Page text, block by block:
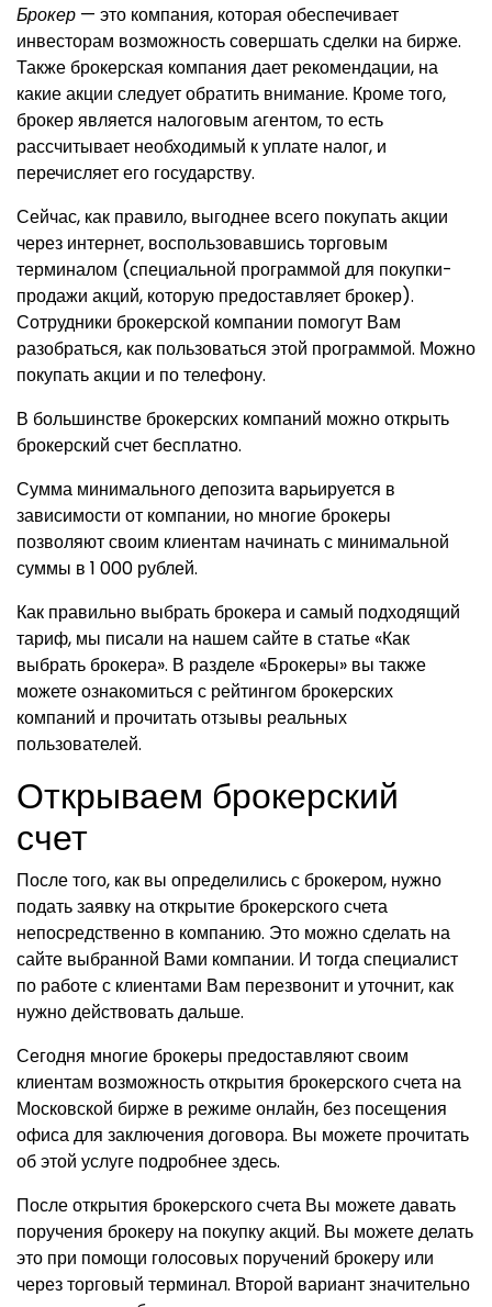
Брокер — это компания, которая обеспечивает
инвесторам возможность совершать сделки на бирже.
Также брокерская компания дает рекомендации, на
какие акции следует обратить внимание. Кроме того,
брокер является налоговым агентом, то есть
рассчитывает необходимый к уплате налог, и
перечисляет его государству.
Сейчас, как правило, выгоднее всего покупать акции
через интернет, воспользовавшись торговым
терминалом (специальной программой для покупки-
продажи акций, которую предоставляет брокер).
Сотрудники брокерской компании помогут Вам
разобраться, как пользоваться этой программой. Можно
покупать акции и по телефону.
В большинстве брокерских компаний можно открыть
брокерский счет бесплатно.
Сумма минимального депозита варьируется в
зависимости от компании, но многие брокеры
позволяют своим клиентам начинать с минимальной
суммы в 1 000 рублей.
Как правильно выбрать брокера и самый подходящий
тариф, мы писали на нашем сайте в статье «Как
выбрать брокера». В разделе «Брокеры» вы также
можете ознакомиться с рейтингом брокерских
компаний и прочитать отзывы реальных
пользователей.
Открываем брокерский
счет
После того, как вы определились с брокером, нужно
подать заявку на открытие брокерского счета
непосредственно в компанию. Это можно сделать на
сайте выбранной Вами компании. И тогда специалист
по работе с клиентами Вам перезвонит и уточнит, как
нужно действовать дальше.
Сегодня многие брокеры предоставляют своим
клиентам возможность открытия брокерского счета на
Московской бирже в режиме онлайн, без посещения
офиса для заключения договора. Вы можете прочитать
об этой услуге подробнее здесь.
После открытия брокерского счета Вы можете давать
поручения брокеру на покупку акций. Вы можете делать
это при помощи голосовых поручений брокеру или
через торговый терминал. Второй вариант значительно